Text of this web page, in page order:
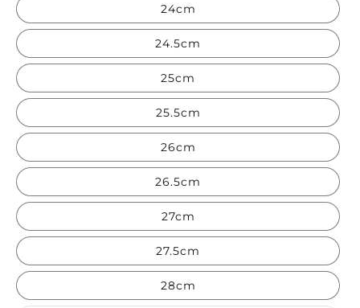
24cm
24.5cm
25cm
25.5cm
26cm
26.5cm
27cm
27.5cm
28cm